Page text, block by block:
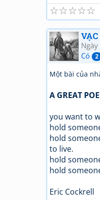
☆
☆
☆
☆
☆
Có
2
Một bài của
A GREAT
you want to
hold
hold
to live.
hold
hold
Eric Cockrell